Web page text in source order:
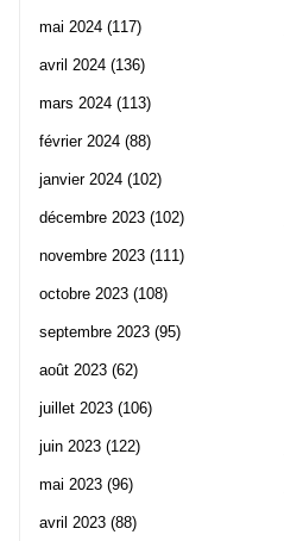
mai 2024 (117)
avril 2024 (136)
mars 2024 (113)
février 2024 (88)
janvier 2024 (102)
décembre 2023 (102)
novembre 2023 (111)
octobre 2023 (108)
septembre 2023 (95)
août 2023 (62)
juillet 2023 (106)
juin 2023 (122)
mai 2023 (96)
avril 2023 (88)